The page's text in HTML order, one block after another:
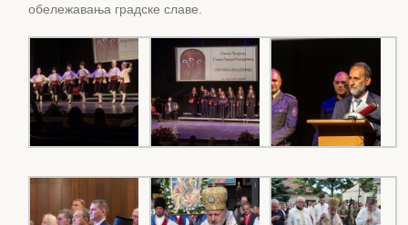
обележавања градске славе.